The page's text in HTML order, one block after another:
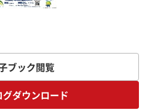
ブック閲覧
グダウンロード